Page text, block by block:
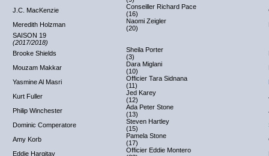
J.C. MacKenzie
Conseiller Richard Pace
(16)
Meredith Holzman
Naomi Zeigler
(20)
SAISON 19
(2017/2018)
Brooke Shields
Sheila Porter
(3)
Mouzam Makkar
Dara Miglani
(10)
Yasmine Al Masri
Officier Tara Sidnana
(11)
Kurt Fuller
Jed Karey
(12)
Philip Winchester
Ada Peter Stone
(13)
Dominic Comperatore
Steven Hartley
(15)
Amy Korb
Pamela Stone
(17)
Eddie Hargitay
Officier Eddie Montero